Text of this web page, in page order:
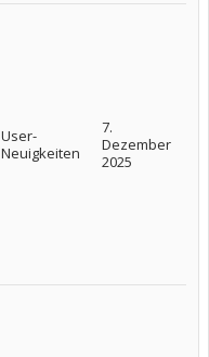
User-
Neuigkeiten
7.
Dezember
2025